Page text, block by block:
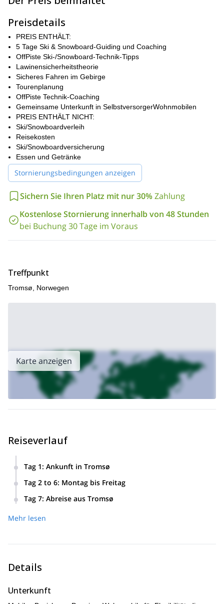
Skitourenfähigkeiten haben.
Höhepunkte:
Skifahren auf unberührtem Gelände, einschließlich
epischer Couloirs und steiler Hänge.
Mobiles Basislager für Flexibilität und optimale
Fahrbedingungen.
Fachkundige Anleitung und Workshops zur
Lawinenbeurteilung und fortgeschrittenen
Skitechniken.
Sichern Sie sich Ihren Platz für dieses unvergessliche Freeride-
Erlebnis in den Lyngen-Alpen!
Preisdetails
PREIS ENTHÄLT:
5 Tage Ski & Snowboard-Guiding und Coaching
OffPiste Ski-/Snowboard-Technik-Tipps
Lawinensicherheitstheorie
Sicheres Fahren im Gebirge
Tourenplanung
OffPiste Technik-Coaching
Gemeinsame Unterkunft in SelbstversorgerWohnmobilen
PREIS ENTHÄLT NICHT:
Ski/Snowboardverleih
Reisekosten
Ski/Snowboardversicherung
Essen und Getränke
Stornierungsbedingungen anzeigen
Sichern Sie Ihren Platz mit nur 30%Zahlung
Kostenlose Stornierung innerhalb von 48 Stunden
bei Buchung 30 Tage im Voraus
Treffpunkt
Tromsø, Norwegen
Karte anzeigen
Reiseverlauf
Tag 1: Ankunft in Tromsø
Tag 2 to 6: Montag bis Freitag
besten Abfahrten der Lyngen-Alpen basierend auf Wetter
Tag 7: Abreise aus Tromsø
Mehr lesen
Details
Unterkunft